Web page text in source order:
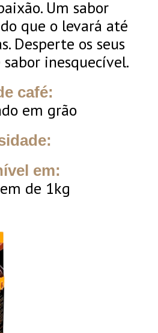
Um sabor
que o levará até
Desperte os seus
inesquecível.
café:
em grão
em:
de 1kg